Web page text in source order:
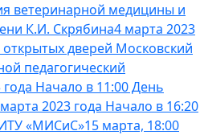
ветеринарной медицины и
К.И. Скрябина4 марта 2023
дверей Московский
педагогический
Начало в 11:00 День
2023 года Начало в 16:20
«МИСиС»15 марта, 18:00